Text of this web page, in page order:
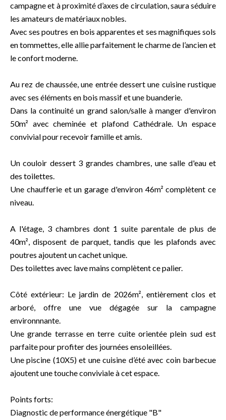
campagne et à proximité d’axes de circulation, saura séduire
les amateurs de matériaux nobles.
Avec ses poutres en bois apparentes et ses magnifiques sols
en tommettes, elle allie parfaitement le charme de l’ancien et
le confort moderne.
Au rez de chaussée, une entrée dessert une cuisine rustique
avec ses éléments en bois massif et une buanderie.
Dans la continuité un grand salon/salle à manger d'environ
50m² avec cheminée et plafond Cathédrale. Un espace
convivial pour recevoir famille et amis.
Un couloir dessert 3 grandes chambres, une salle d'eau et
des toilettes.
Une chaufferie et un garage d'environ 46m² complètent ce
niveau.
A l'étage, 3 chambres dont 1 suite parentale de plus de
40m², disposent de parquet, tandis que les plafonds avec
poutres ajoutent un cachet unique.
Des toilettes avec lave mains complètent ce palier.
Côté extérieur: Le jardin de 2026m², entièrement clos et
arboré, offre une vue dégagée sur la campagne
environnnante.
Une grande terrasse en terre cuite orientée plein sud est
parfaite pour profiter des journées ensoleillées.
Une piscine (10X5) et une cuisine d’été avec coin barbecue
ajoutent une touche conviviale à cet espace.
Points forts:
Diagnostic de performance énergétique "B"